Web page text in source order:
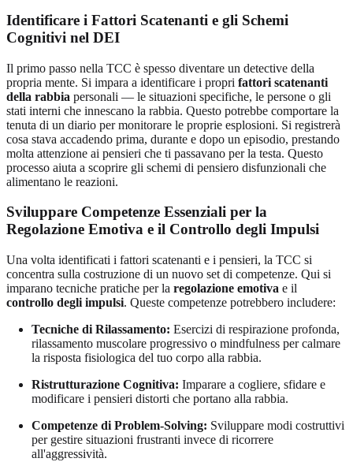
Identificare i Fattori Scatenanti e gli Schemi
Cognitivi nel DEI
Il primo passo nella TCC è spesso diventare un detective della
propria mente. Si impara a identificare i propri fattori scatenanti
della rabbia personali — le situazioni specifiche, le persone o gli
stati interni che innescano la rabbia. Questo potrebbe comportare la
tenuta di un diario per monitorare le proprie esplosioni. Si registrerà
cosa stava accadendo prima, durante e dopo un episodio, prestando
molta attenzione ai pensieri che ti passavano per la testa. Questo
processo aiuta a scoprire gli schemi di pensiero disfunzionali che
alimentano le reazioni.
Sviluppare Competenze Essenziali per la
Regolazione Emotiva e il Controllo degli Impulsi
Una volta identificati i fattori scatenanti e i pensieri, la TCC si
concentra sulla costruzione di un nuovo set di competenze. Qui si
imparano tecniche pratiche per la regolazione emotiva e il
controllo degli impulsi. Queste competenze potrebbero includere:
Tecniche di Rilassamento: Esercizi di respirazione profonda,
rilassamento muscolare progressivo o mindfulness per calmare
la risposta fisiologica del tuo corpo alla rabbia.
Ristrutturazione Cognitiva: Imparare a cogliere, sfidare e
modificare i pensieri distorti che portano alla rabbia.
Competenze di Problem-Solving: Sviluppare modi costruttivi
per gestire situazioni frustranti invece di ricorrere
all'aggressività.